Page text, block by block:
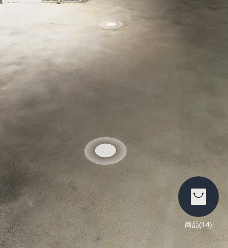
商品(14)